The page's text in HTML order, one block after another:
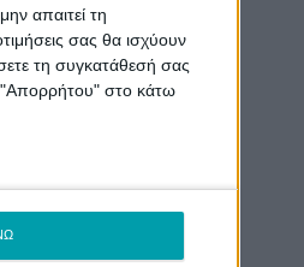
απαιτεί τη
σας θα ισχύουν
τη συγκατάθεσή σας
"Απορρήτου" στο κάτω